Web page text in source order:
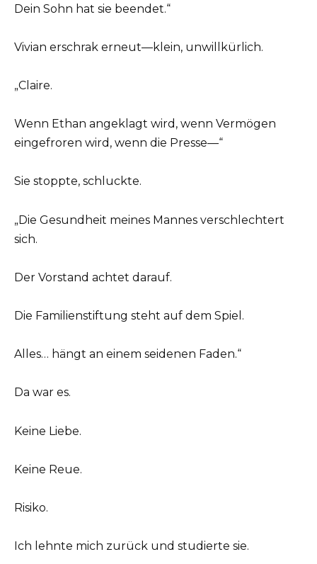
Dein Sohn hat sie beendet.“
Vivian erschrak erneut—klein, unwillkürlich.
„Claire.
Wenn Ethan angeklagt wird, wenn Vermögen
eingefroren wird, wenn die Presse—“
Sie stoppte, schluckte.
„Die Gesundheit meines Mannes verschlechtert
sich.
Der Vorstand achtet darauf.
Die Familienstiftung steht auf dem Spiel.
Alles… hängt an einem seidenen Faden.“
Da war es.
Keine Liebe.
Keine Reue.
Risiko.
Ich lehnte mich zurück und studierte sie.